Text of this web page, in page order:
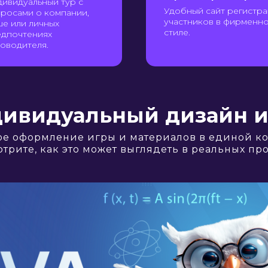
о компании,
или личных
Удобный сайт
участников в
стиле.
дизайн
оформление игры и материалов в единой
как это может выглядеть в реальных